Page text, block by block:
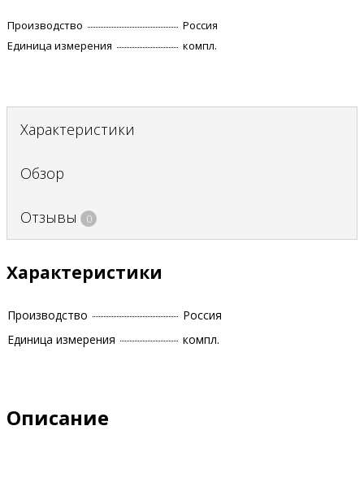
Производство
Россия
Единица измерения
компл.
Характеристики
Обзор
Отзывы 0
Характеристики
Производство
Россия
Единица измерения
компл.
Описание